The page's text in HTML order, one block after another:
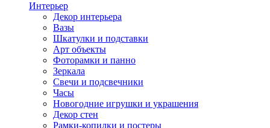
Интерьер
Декор интерьера
Вазы
Шкатулки и подставки
Арт объекты
Фоторамки и панно
Зеркала
Свечи и подсвечники
Часы
Новогодние игрушки и украшения
Декор стен
Рамки-копилки и постеры